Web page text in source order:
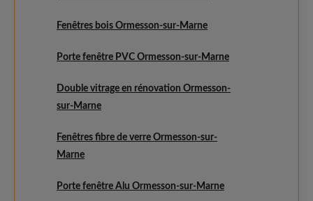
Fenêtres bois Ormesson-sur-Marne
Porte fenêtre PVC Ormesson-sur-Marne
Double vitrage en rénovation Ormesson-
sur-Marne
Fenêtres fibre de verre Ormesson-sur-
Marne
Porte fenêtre Alu Ormesson-sur-Marne